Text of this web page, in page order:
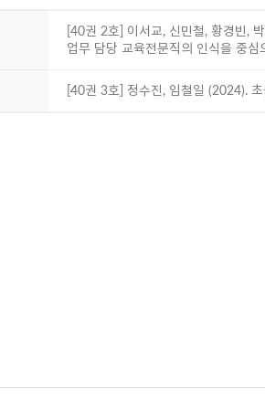
[40권 2호] 이서교, 신민철, 황경빈,
업무 담당 교육전문직의 인식을 중심
[40권 3호] 정수진, 임철일 (2024).